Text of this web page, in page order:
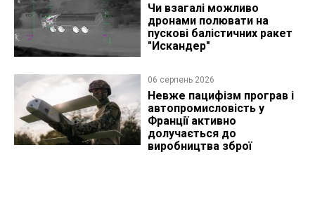
Чи взагалі можливо
дронами полювати на
пускові балістичних ракет
"Искандер"
06 серпень 2026
Невже пацифізм програв і
автопромисловість у
Франції активно
долучається до
виробництва зброї